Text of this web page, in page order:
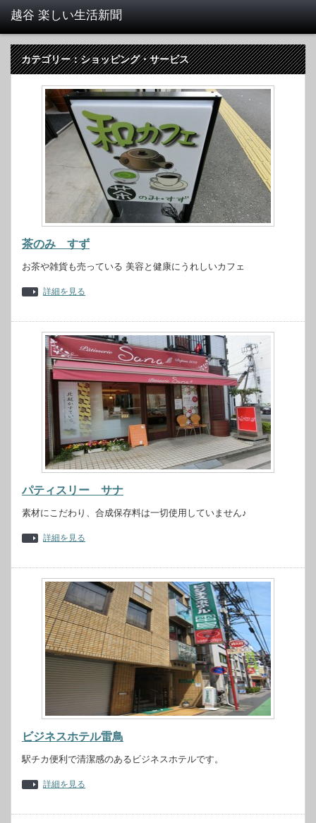
カテゴリー：ショッピング・サービス
茶のみ すず
お茶や雑貨も売っている 美容と健康にうれしいカフェ
詳細を見る
パティスリー サナ
素材にこだわり、合成保存料は一切使用していません♪
詳細を見る
ビジネスホテル雷鳥
駅チカ便利で清潔感のあるビジネスホテルです。
詳細を見る